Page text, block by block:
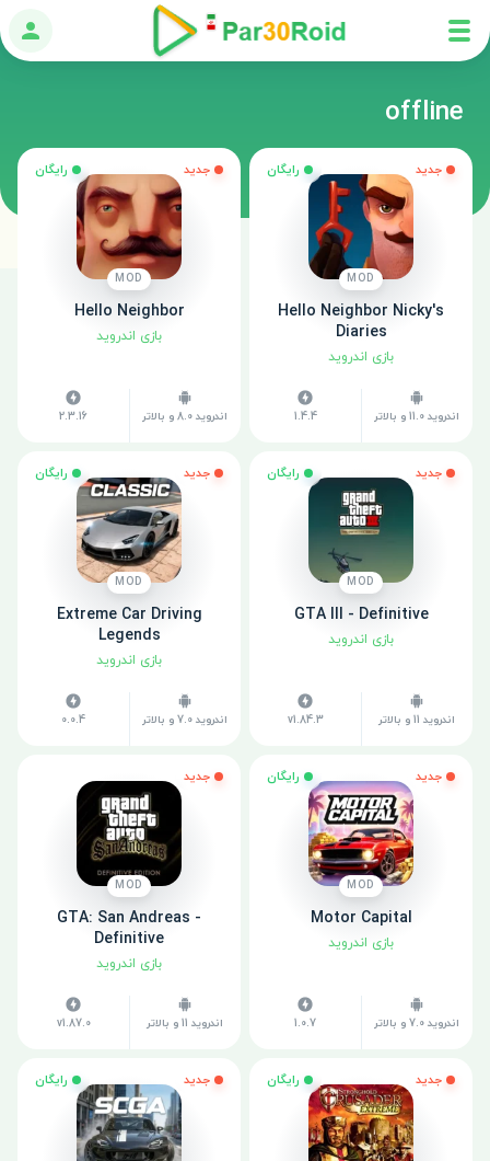
ورود
offline
جدید رایگان
MOD
Hello Neighbor Nicky's
Diaries
بازی اندروید
اندروید 11.0 و بالاتر 1.4.4
جدید رایگان
MOD
Hello Neighbor
بازی اندروید
اندروید 8.0 و بالاتر 2.3.16
جدید رایگان
MOD
GTA III - Definitive
بازی اندروید
اندروید 11 و بالاتر v1.84.3
جدید رایگان
MOD
Extreme Car Driving
Legends
بازی اندروید
اندروید 7.0 و بالاتر 0.0.4
جدید رایگان
MOD
Motor Capital
بازی اندروید
اندروید 7.0 و بالاتر 1.0.7
جدید
MOD
GTA: San Andreas -
Definitive
بازی اندروید
اندروید 11 و بالاتر v1.87.0
جدید رایگان جدید رایگان